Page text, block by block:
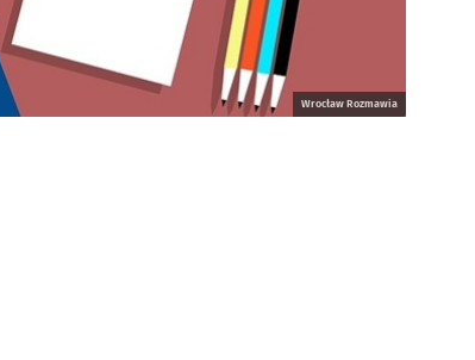
Wrocław Rozmawia